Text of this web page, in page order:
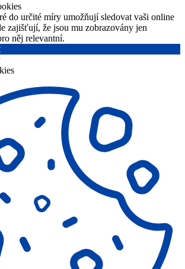
do určité míry umožňují sledovat vaši online
zajišťují, že jsou mu zobrazovány jen
něj relevantní.